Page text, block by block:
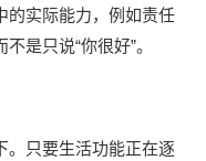
的实际能力，例如责任
是只说“你很好”。
。只要生活功能正在逐